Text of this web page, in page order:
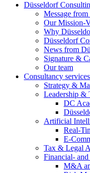
Düsseldorf
Message from
Our Mission-
Why
Düsseldorf
News from
Signature &
Our team
Consultancy services
Strategy &
Leadership &
DC
Artificial
Real-
E-
Tax & Legal
Financial-
M&A